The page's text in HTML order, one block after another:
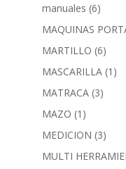
manuales (6)
MAQUINAS
MARTILLO (6)
MASCARILLA (1)
MATRACA (3)
MAZO (1)
MEDICION (3)
MULTI